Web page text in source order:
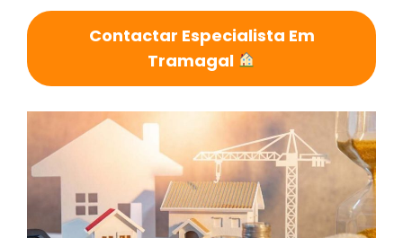
Contactar Especialista Em
Tramagal